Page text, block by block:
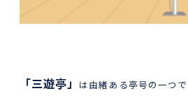
「三遊亭」 は由緒ある亭号の一つで